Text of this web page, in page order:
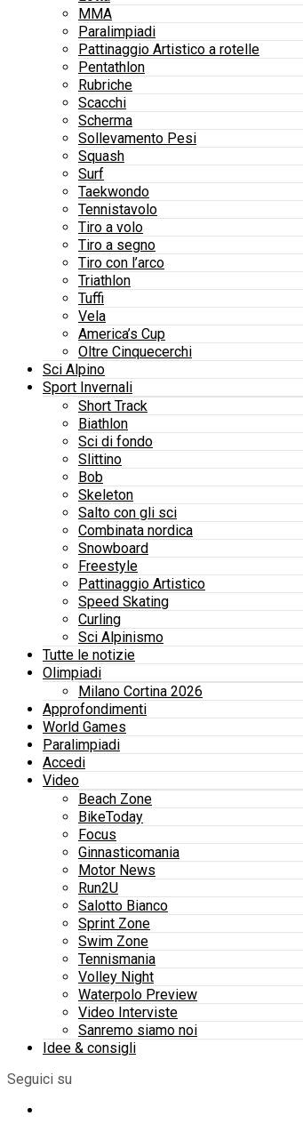
MMA
Paralimpiadi
Pattinaggio Artistico a rotelle
Pentathlon
Rubriche
Scacchi
Scherma
Sollevamento Pesi
Squash
Surf
Taekwondo
Tennistavolo
Tiro a volo
Tiro a segno
Tiro con l’arco
Triathlon
Tuffi
Vela
America’s Cup
Oltre Cinquecerchi
Sci Alpino
Sport Invernali
Short Track
Biathlon
Sci di fondo
Slittino
Bob
Skeleton
Salto con gli sci
Combinata nordica
Snowboard
Freestyle
Pattinaggio Artistico
Speed Skating
Curling
Sci Alpinismo
Tutte le notizie
Olimpiadi
Milano Cortina 2026
Approfondimenti
World Games
Paralimpiadi
Accedi
Video
Beach Zone
BikeToday
Focus
Ginnasticomania
Motor News
Run2U
Salotto Bianco
Sprint Zone
Swim Zone
Tennismania
Volley Night
Waterpolo Preview
Video Interviste
Sanremo siamo noi
Idee & consigli
Seguici su